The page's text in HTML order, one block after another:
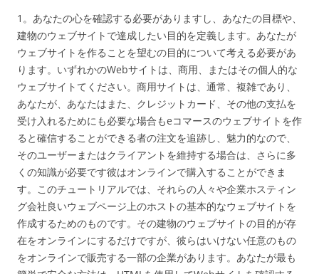
1。あなたの心を確認する必要がありますし、あなたの目標や、
建物のウェブサイトで達成したい目的を定義します。あなたが
ウェブサイトを作ることを望むの目的について考える必要があ
ります。いずれかのWebサイトは、商用、またはその個人的な
ウェブサイトてください。商用サイトは、通常、複雑であり、
あなたが、あなたはまた、クレジットカード、その他の支払を
受け入れるためにも必要な場合もeコマースのウェブサイトを作
ると確信することができる者の注文を追跡し、魅力的なので、
そのユーザーまたはクライアントを維持する場合は、さらに多
くの知識が必要です彼はオンラインで購入することができま
す。このチュートリアルでは、それらの人々や企業ホスティン
グ会社良いウェブページ上のホストの基本的なウェブサイトを
作成するためのものです。その建物のウェブサイトの目的が存
在をオンラインにするだけですが、彼らはいけない任意のもの
をオンラインで販売する一部の企業があります。あなたが最も